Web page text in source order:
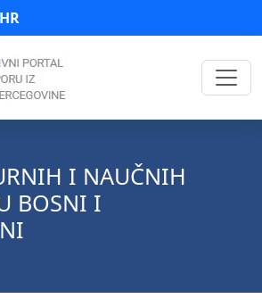
HR
I NAUČNIH
BOSNI I